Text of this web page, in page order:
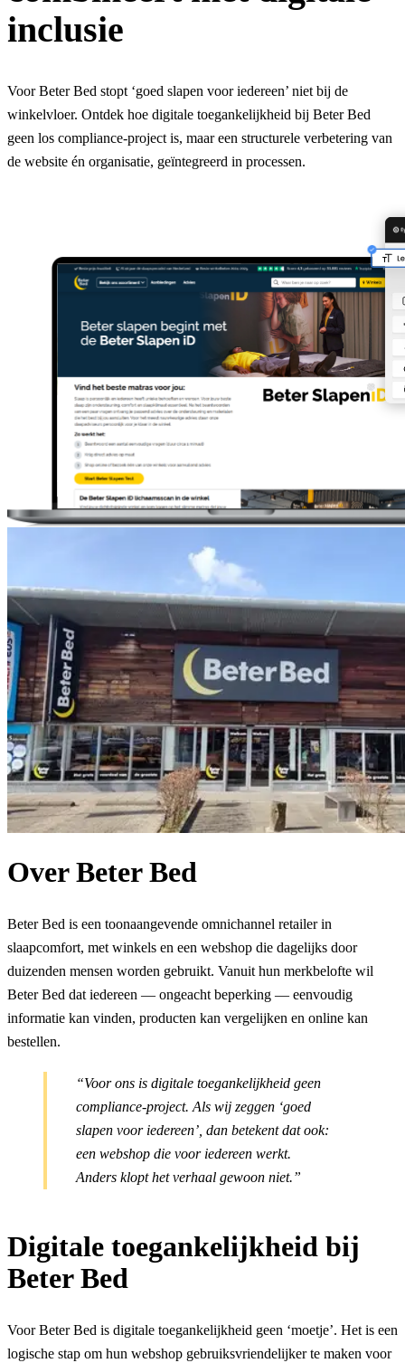
inclusie
Voor Beter Bed stopt ‘goed slapen voor iedereen’ niet bij de
winkelvloer. Ontdek hoe digitale toegankelijkheid bij Beter Bed
geen los compliance-project is, maar een structurele verbetering van
de website én organisatie, geïntegreerd in processen.
Over Beter Bed
Beter Bed is een toonaangevende omnichannel retailer in
slaapcomfort, met winkels en een webshop die dagelijks door
duizenden mensen worden gebruikt. Vanuit hun merkbelofte wil
Beter Bed dat iedereen — ongeacht beperking — eenvoudig
informatie kan vinden, producten kan vergelijken en online kan
bestellen.
“Voor ons is digitale toegankelijkheid geen
compliance-project. Als wij zeggen ‘goed
slapen voor iedereen’, dan betekent dat ook:
een webshop die voor iedereen werkt.
Anders klopt het verhaal gewoon niet.”
Digitale toegankelijkheid bij
Beter Bed
Voor Beter Bed is digitale toegankelijkheid geen ‘moetje’. Het is een
logische stap om hun webshop gebruiksvriendelijker te maken voor